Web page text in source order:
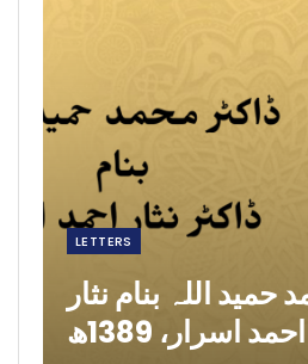
LETTERS
حمید اللہ بنام نثار
احمد اسرار، 1389ھ